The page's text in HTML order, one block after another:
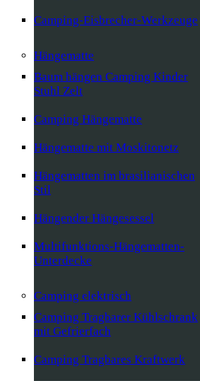
Camping-Eisbrecher-Werkzeuge
Hängematte
Baum hängen Camping Kinder
Stuhl Zelt
Camping Hängematte
Hängematte mit Moskitonetz
Hängematten im brasilianischen
Stil
Hängender Hängesessel
Multifunktions-Hängematten-
Unterdecke
Camping elektrisch
Camping Tragbarer Kühlschrank
mit Gefrierfach
Camping Tragbares Kraftwerk